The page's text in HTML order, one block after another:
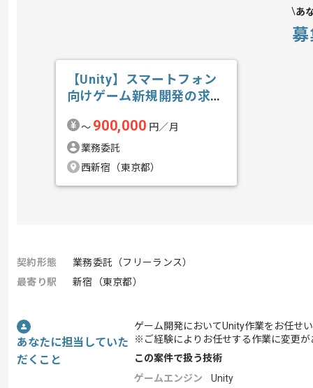
あ
【Unity】スマートフォン
向けゲーム新規開発の求
〜 900,000 円／月
業務委託
西新宿（東京都）
契約形態
業務委託（フリーランス）
最寄り駅
新宿（東京都）
あなたに担当していた
だくこと
ゲーム開発においてUnity作業をお任せ
※ご経験によりお任せする作業に変更が
この案件で扱う技術
ゲームエンジン
Unity